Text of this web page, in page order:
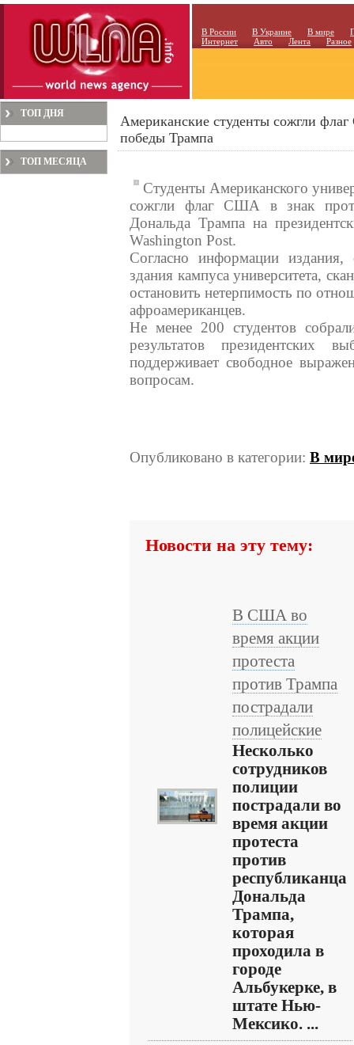
В России В Украине В мире
Интернет
Авто Лента Разное
ТОП ДНЯ
ТОП МЕСЯЦА
Американские студенты сожгли
победы Трампа
Студенты Американского
сожгли флаг США в знак
Дональда Трампа на
Washington Post.
Согласно информации издания,
здания кампуса университета,
остановить нетерпимость по
афроамериканцев.
Не менее 200 студентов
результатов президентских
поддерживает свободное
вопросам.
Опубликовано в категории: В
Новости на эту тему:
В США во
время акции
протеста
против Трампа
пострадали
полицейские
Несколько
сотрудников
полиции
пострадали во
время акции
протеста
против
республиканца
Дональда
Трампа,
которая
проходила в
городе
Альбукерке, в
штате Нью-
Мексико. ...